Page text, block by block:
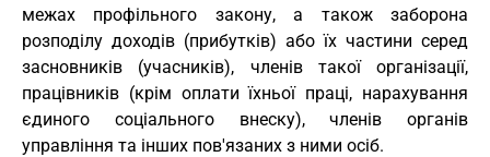
межах профільного закону, а також заборона
розподілу доходів (прибутків) або їх частини серед
засновників (учасників), членів такої організації,
працівників (крім оплати їхньої праці, нарахування
єдиного соціального внеску), членів органів
управління та інших пов'язаних з ними осіб.